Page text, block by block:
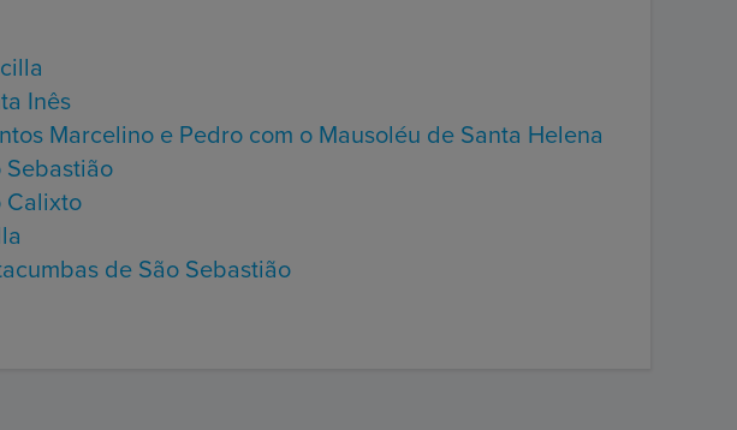
Inês
Marcelino e Pedro com o Mausoléu de Santa Helena
Sebastião
Calixto
de São Sebastião